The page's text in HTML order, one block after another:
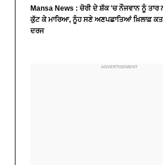
Mansa News : ਚੋਰੀ ਦੇ ਸ਼ੱਕ 'ਚ ਨੌਜਵਾਨ ਨੂੰ ਤਾਰ
ਕੁੱਟ ਕੇ ਮਾਰਿਆ, ਨੂੰਹ ਸਣੇ ਅਣਪਛਾਤਿਆਂ ਖ਼ਿਲਾਫ਼
ਦਰਜ